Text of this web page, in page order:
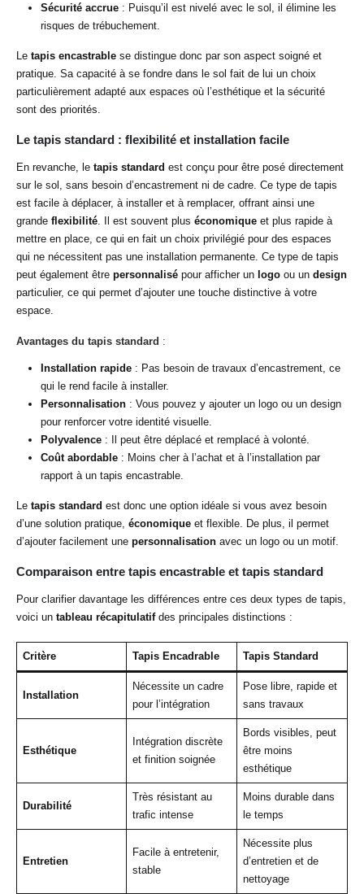
Sécurité accrue: Puisqu’il est nivelé avec le sol, il élimine les
risques de trébuchement.
Le tapis encastrable se distingue donc par son aspect soigné et
pratique. Sa capacité à se fondre dans le sol fait de lui un choix
particulièrement adapté aux espaces où l’esthétique et la sécurité
sont des priorités.
Le tapis standard : flexibilité et installation facile
En revanche, le tapis standard est conçu pour être posé directement
sur le sol, sans besoin d’encastrement ni de cadre. Ce type de tapis
est facile à déplacer, à installer et à remplacer, offrant ainsi une
grande flexibilité. Il est souvent plus économique et plus rapide à
mettre en place, ce qui en fait un choix privilégié pour des espaces
qui ne nécessitent pas une installation permanente. Ce type de tapis
peut également être personnalisé pour afficher un logo ou un design
particulier, ce qui permet d’ajouter une touche distinctive à votre
espace.
Avantages du tapis standard :
Installation rapide: Pas besoin de travaux d’encastrement, ce
qui le rend facile à installer.
Personnalisation: Vous pouvez y ajouter un logo ou un design
pour renforcer votre identité visuelle.
Polyvalence: Il peut être déplacé et remplacé à volonté.
Coût abordable: Moins cher à l’achat et à l’installation par
rapport à un tapis encastrable.
Le tapis standard est donc une option idéale si vous avez besoin
d’une solution pratique, économique et flexible. De plus, il permet
d’ajouter facilement une personnalisation avec un logo ou un motif.
Comparaison entre tapis encastrable et tapis standard
Pour clarifier davantage les différences entre ces deux types de tapis,
voici un tableau récapitulatifdes principales distinctions :
Critère Tapis Encadrable Tapis Standard
Installation
Nécessite un cadre
pour l’intégration
Pose libre, rapide et
sans travaux
Esthétique
Intégration discrète
et finition soignée
Bords visibles, peut
être moins
esthétique
Durabilité
Très résistant au
trafic intense
Moins durable dans
le temps
Entretien
Facile à entretenir,
stable
Nécessite plus
d’entretien et de
nettoyage